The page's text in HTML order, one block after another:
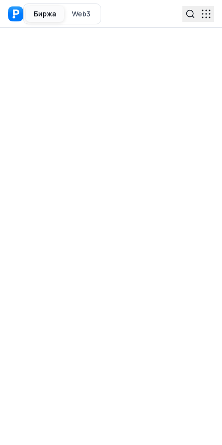
Биржа Web3